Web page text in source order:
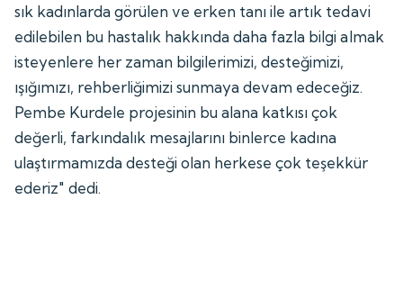
sık kadınlarda görülen ve erken tanı ile artık tedavi
edilebilen bu hastalık hakkında daha fazla bilgi almak
isteyenlere her zaman bilgilerimizi, desteğimizi,
ışığımızı, rehberliğimizi sunmaya devam edeceğiz.
Pembe Kurdele projesinin bu alana katkısı çok
değerli, farkındalık mesajlarını binlerce kadına
ulaştırmamızda desteği olan herkese çok teşekkür
ederiz" dedi.